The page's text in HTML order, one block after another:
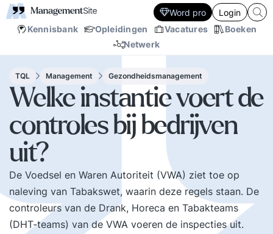
Kennisbank Opleidingen Vacatures
Boeken
Netwerk
Word pro Login
TQL Management Gezondheidsmanagement
Welke instantie voert de
controles bij bedrijven
uit?
De Voedsel en Waren Autoriteit (VWA) ziet toe op
naleving van Tabakswet, waarin deze regels staan. De
controleurs van de Drank, Horeca en Tabakteams
(DHT-teams) van de VWA voeren de inspecties uit.